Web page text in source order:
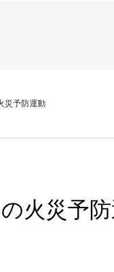
災予防運動
火災予